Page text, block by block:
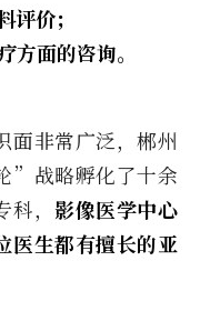
价；
面的咨询。
面非常广泛，郴州
”战略孵化了十余
科，影像医学中心
医生都有擅长的亚